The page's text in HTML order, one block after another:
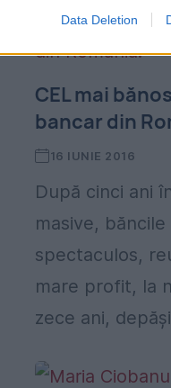
Data Deletion
CEL mai
bancar din
16 IUNIE 2016
După cinci ani
masive,
spectaculos,
mare profit, la
zece ani,